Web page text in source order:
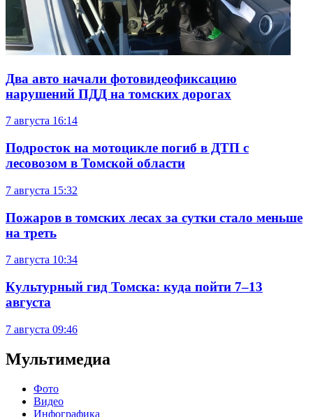
Два авто начали фотовидеофиксацию
нарушений ПДД на томских дорогах
7 августа 16:14
Подросток на мотоцикле погиб в ДТП с
лесовозом в Томской области
7 августа 15:32
Пожаров в томских лесах за сутки стало меньше
на треть
7 августа 10:34
Культурный гид Томска: куда пойти 7–13
августа
7 августа 09:46
Мультимедиа
Фото
Видео
Инфографика